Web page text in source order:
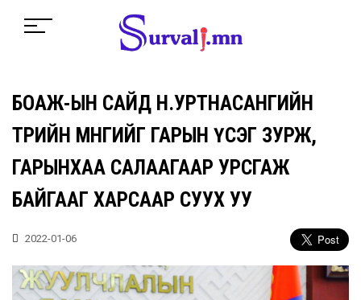
БОАЖ-ЫН САЙД Н.УРТНАСАНГИЙН
ТӨРИЙН МӨНГИЙГ ГАРЫН ҮСЭГ ЗУРЖ,
ГАРЫНХАА САЛААГААР УРСГАЖ
БАЙГААГ ХАРСААР СУУХ УУ
2022-01-06